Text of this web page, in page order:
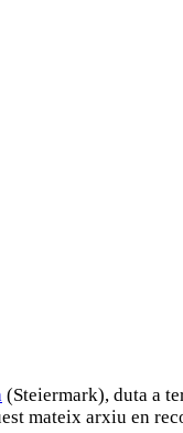
(Steiermark), duta a
mateix arxiu en